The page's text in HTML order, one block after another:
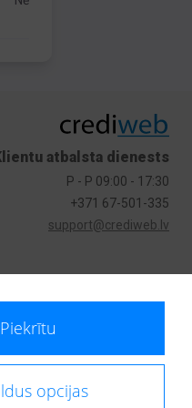
atbalsta dienests
P - P 09:00 - 17:30
+371 67-501-335
support@crediweb.lv
ir atbildīgs par fizisko
Piekrītu
opcijas